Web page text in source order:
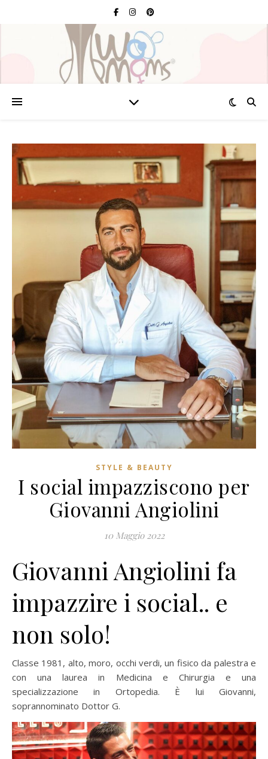
STYLE & BEAUTY
I social impazziscono per
Giovanni Angiolini
10 Maggio 2022
Giovanni Angiolini fa
impazzire i social.. e
non solo!
Classe 1981, alto, moro, occhi verdi, un fisico da palestra e
con una laurea in Medicina e Chirurgia e una
specializzazione in Ortopedia. È lui Giovanni,
soprannominato Dottor G.